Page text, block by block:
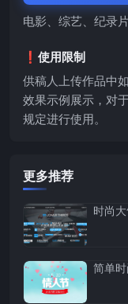
电影、综艺、纪录
❗️使用限制
供稿人上传作品中
效果示例展示，对
规定进行使用。
更多推荐
时尚
简单